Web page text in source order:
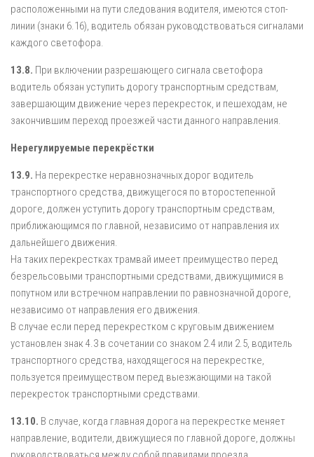
расположенными на пути следования водителя, имеются стоп-
линии (знаки 6.16), водитель обязан руководствоваться сигналами
каждого светофора.
13.8. При включении разрешающего сигнала светофора
водитель обязан уступить дорогу транспортным средствам,
завершающим движение через перекресток, и пешеходам, не
закончившим переход проезжей части данного направления.
Нерегулируемые перекрёстки
13.9. На перекрестке неравнозначных дорог водитель
транспортного средства, движущегося по второстепенной
дороге, должен уступить дорогу транспортным средствам,
приближающимся по главной, независимо от направления их
дальнейшего движения.
На таких перекрестках трамвай имеет преимущество перед
безрельсовыми транспортными средствами, движущимися в
попутном или встречном направлении по равнозначной дороге,
независимо от направления его движения.
В случае если перед перекрестком с круговым движением
установлен знак 4.3 в сочетании со знаком 2.4 или 2.5, водитель
транспортного средства, находящегося на перекрестке,
пользуется преимуществом перед выезжающими на такой
перекресток транспортными средствами.
13.10. В случае, когда главная дорога на перекрестке меняет
направление, водители, движущиеся по главной дороге, должны